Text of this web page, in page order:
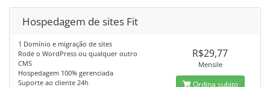
Hospedagem de sites Fit
1 Domínio e migração de sites
Rode o WordPress ou qualquer outro
CMS
Hospedagem 100% gerenciada
Suporte ao cliente 24h
R$29,77
Mensile
Ordina subito